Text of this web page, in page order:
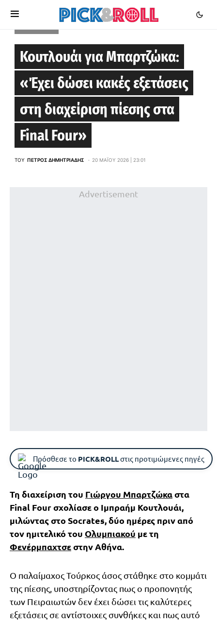
Κουτλουάι για Μπαρτζώκα:
«Έχει δώσει κακές εξετάσεις
στη διαχείριση πίεσης στα
Final Four»
ΤΟΥ ΠΈΤΡΟΣ ΔΗΜΗΤΡΙΆΔΗΣ 20 ΜΑΪ́ΟΥ 2026 | 23:01
Advertisement
Πρόσθεσε το PICK&ROLLστις προτιμώμενες πηγές
Τη διαχείριση του Γιώργου Μπαρτζώκα στα
Final Four σχολίασε ο Ιμπραήμ Κουτλουάι,
μιλώντας στο Socrates, δύο ημέρες πριν από
τον ημιτελικό του Ολυμπιακού με τη
Φενέρμπαχτσεστην Αθήνα.
Ο παλαίμαχος Τούρκος άσος στάθηκε στο κομμάτι
της πίεσης, υποστηρίζοντας πως ο προπονητής
των Πειραιωτών δεν έχει δώσει τις καλύτερες
εξετάσεις σε αντίστοιχες συνθήκες και πως αυτό